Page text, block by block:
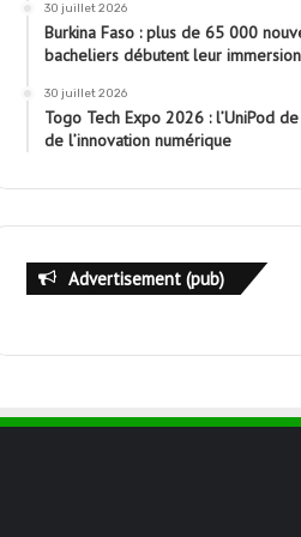
30 juillet 2026
Burkina Faso : plus de 65 000
bacheliers débutent leur
30 juillet 2026
Togo Tech Expo 2026 : l’UniPod
de l’innovation numérique
Advertisement (pub)